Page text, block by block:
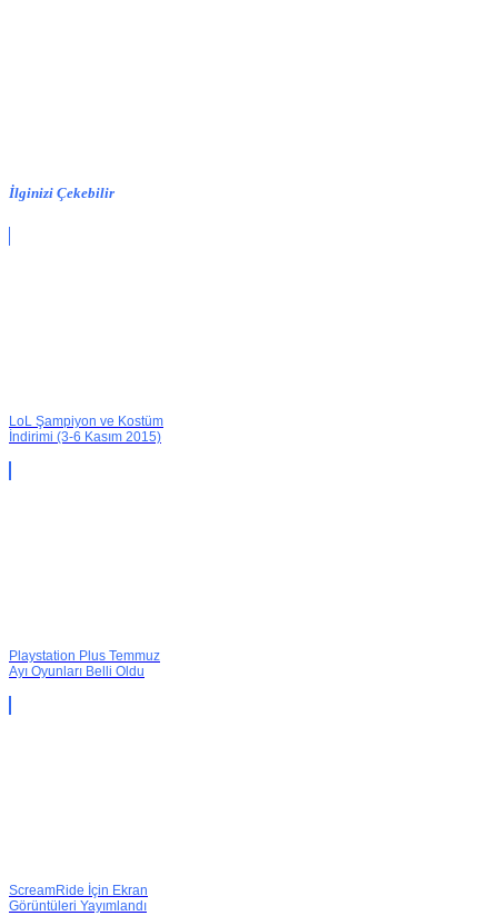
İlginizi Çekebilir
LoL Şampiyon ve Kostüm
İndirimi (3-6 Kasım 2015)
Playstation Plus Temmuz
Ayı Oyunları Belli Oldu
ScreamRide İçin Ekran
Görüntüleri Yayımlandı